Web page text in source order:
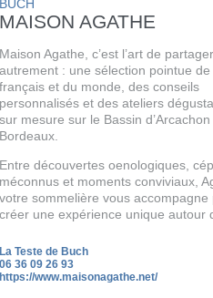
BUCH
MAISON AGATHE
Maison Agathe, c’est l’art de
autrement : une sélection pointue de
français et du monde, des conseils
personnalisés et des ateliers
sur mesure sur le Bassin d’Arcachon
Bordeaux.
Entre découvertes oenologiques,
méconnus et moments conviviaux,
votre sommelière vous accompagne
créer une expérience unique autour
La Teste de Buch
06 36 09 26 93
https://www.maisonagathe.net/